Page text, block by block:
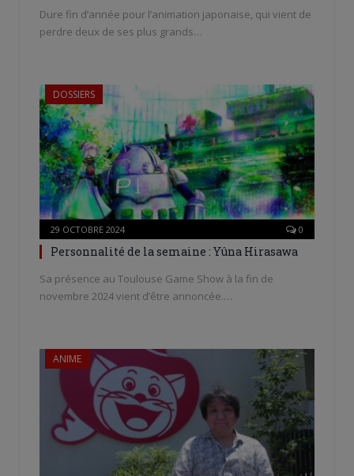
Dure fin d’année pour l’animation japonaise, qui vient de
perdre deux de ses plus grands…
DOSSIERS
29 OCTOBRE 2024 0
Personnalité de la semaine : Yûna Hirasawa
Sa présence au Toulouse Game Show à la fin de
novembre 2024 vient d’être annoncée.…
ANIME